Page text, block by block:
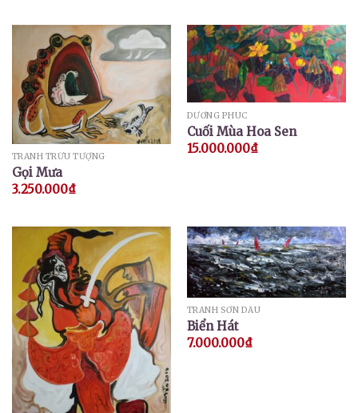
TRANH TRỪU TƯỢNG
Gọi Mưa
3.250.000₫
DƯƠNG PHÚC
Cuối Mùa Hoa Sen
15.000.000₫
TRANH SƠN DẦU
Biển Hát
7.000.000₫